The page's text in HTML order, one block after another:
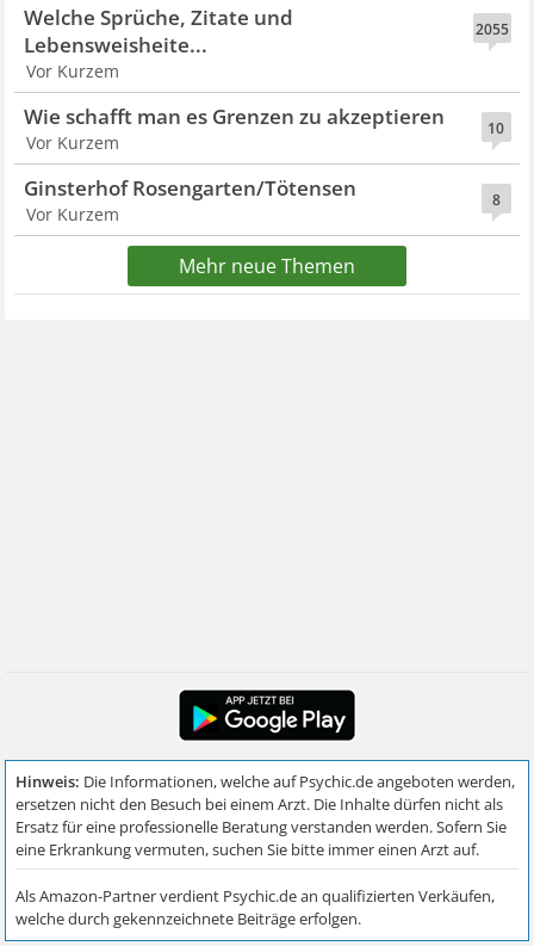
2055
Welche Sprüche, Zitate und
Lebensweisheite...
Vor Kurzem
10
Wie schafft man es Grenzen zu akzeptieren
Vor Kurzem
8
Ginsterhof Rosengarten/Tötensen
Vor Kurzem
Mehr neue Themen